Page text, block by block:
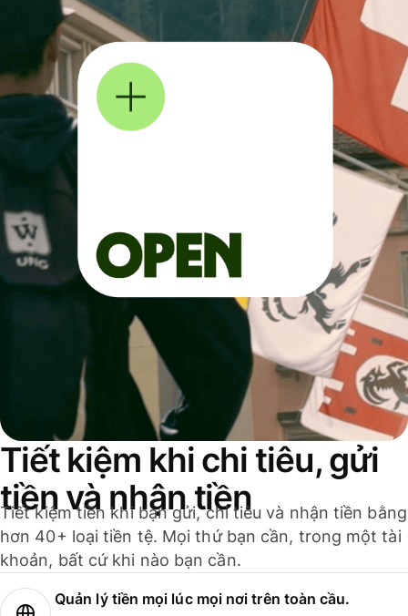
Tiết kiệm khi chi tiêu, gửi
tiền và nhận tiền
Tiết kiệm tiền khi bạn gửi, chi tiêu và nhận tiền bằng
hơn 40+ loại tiền tệ. Mọi thứ bạn cần, trong một tài
khoản, bất cứ khi nào bạn cần.
Quản lý tiền mọi lúc mọi nơi trên toàn cầu.